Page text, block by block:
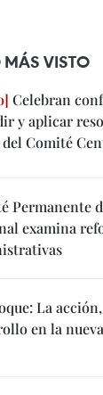
MÁS VISTO
Celebran
y aplicar
Comité
Permanente
examina
La
en la